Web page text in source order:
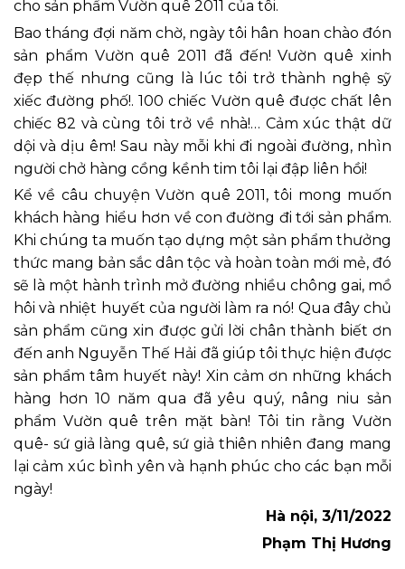
cho sản phẩm Vườn quê 2011 của tôi.
Bao tháng đợi năm chờ, ngày tôi hân hoan chào đón
sản phẩm Vườn quê 2011 đã đến! Vườn quê xinh
đẹp thế nhưng cũng là lúc tôi trở thành nghệ sỹ
xiếc đường phố!. 100 chiếc Vườn quê được chất lên
chiếc 82 và cùng tôi trở về nhà!… Cảm xúc thật dữ
dội và dịu êm! Sau này mỗi khi đi ngoài đường, nhìn
người chở hàng cồng kềnh tim tôi lại đập liên hồi!
Kể về câu chuyện Vườn quê 2011, tôi mong muốn
khách hàng hiểu hơn về con đường đi tới sản phẩm.
Khi chúng ta muốn tạo dựng một sản phẩm thưởng
thức mang bản sắc dân tộc và hoàn toàn mới mẻ, đó
sẽ là một hành trình mở đường nhiều chông gai, mồ
hôi và nhiệt huyết của người làm ra nó! Qua đây chủ
sản phẩm cũng xin được gửi lời chân thành biết ơn
đến anh Nguyễn Thế Hải đã giúp tôi thực hiện được
sản phẩm tâm huyết này! Xin cảm ơn những khách
hàng hơn 10 năm qua đã yêu quý, nâng niu sản
phẩm Vườn quê trên mặt bàn! Tôi tin rằng Vườn
quê- sứ giả làng quê, sứ giả thiên nhiên đang mang
lại cảm xúc bình yên và hạnh phúc cho các bạn mỗi
ngày!
Hà nội, 3/11/2022
Phạm Thị Hương